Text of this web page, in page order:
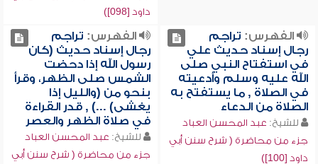
داود [098])
الفهرس: تراجم
رجال إسناد حديث علي
في استفتاح النبي صلى
الله عليه وسلم وأدعيته
في الصلاة , ما يستفتح به
الصلاة من الدعاء
للشيخ: عبد المحسن العباد
جزء من محاضرة ( شرح سنن أبي
داود [100])
الفهرس: تراجم
رجال إسناد حديث (كان
رسول الله إذا دحضت
الشمس صلى الظهر، وقرأ
بنحو من (والليل إذا
يغشى) ...) , قدر القراءة
في صلاة الظهر والعصر
للشيخ: عبد المحسن العباد
جزء من محاضرة ( شرح سنن أبي